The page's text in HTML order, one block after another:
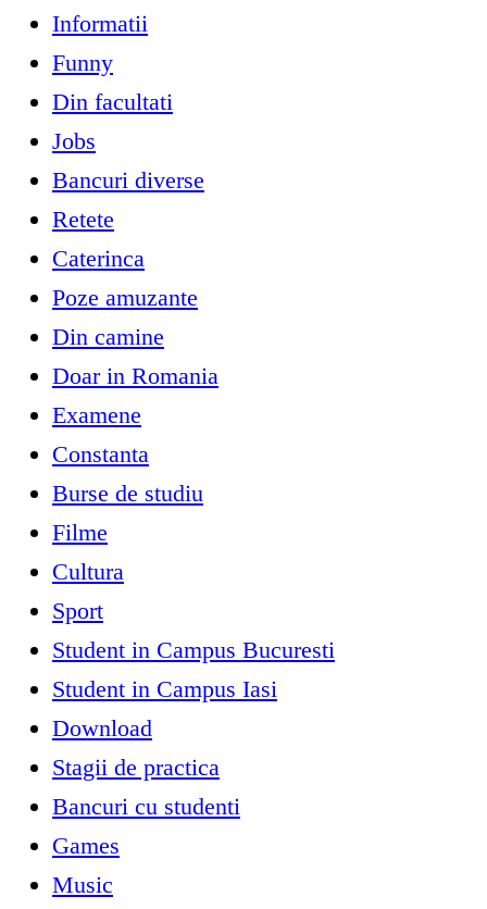
Informatii
Funny
Din facultati
Jobs
Bancuri diverse
Retete
Caterinca
Poze amuzante
Din camine
Doar in Romania
Examene
Constanta
Burse de studiu
Filme
Cultura
Sport
Student in Campus Bucuresti
Student in Campus Iasi
Download
Stagii de practica
Bancuri cu studenti
Games
Music